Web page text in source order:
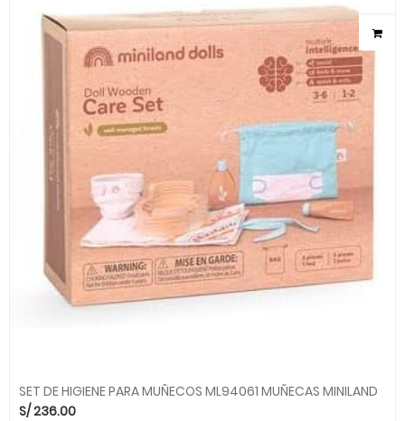
SET DE HIGIENE PARA MUÑECOS ML94061 MUÑECAS MINILAND
S/236.00